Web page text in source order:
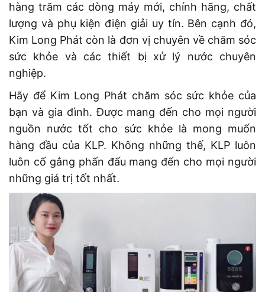
hàng trăm các dòng máy mới, chính hãng, chất
lượng và phụ kiện điện giải uy tín. Bên cạnh đó,
Kim Long Phát còn là đơn vị chuyên về chăm sóc
sức khỏe và các thiết bị xử lý nước chuyên
nghiệp.
Hãy để Kim Long Phát chăm sóc sức khỏe của
bạn và gia đình. Được mang đến cho mọi người
nguồn nước tốt cho sức khỏe là mong muốn
hàng đầu của KLP. Không những thế, KLP luôn
luôn cố gắng phấn đấu mang đến cho mọi người
những giá trị tốt nhất.